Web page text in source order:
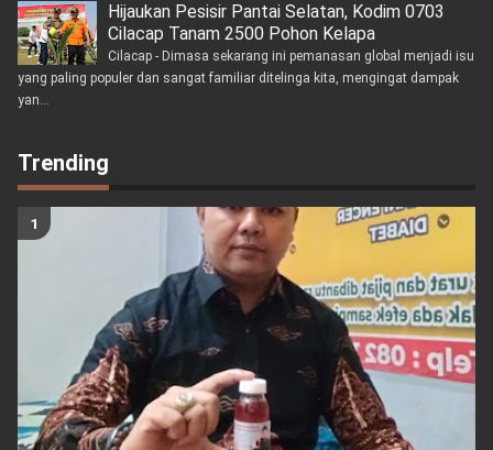
Hijaukan Pesisir Pantai Selatan, Kodim 0703
Cilacap Tanam 2500 Pohon Kelapa
Cilacap - Dimasa sekarang ini pemanasan global menjadi isu
yang paling populer dan sangat familiar ditelinga kita, mengingat dampak
yan...
Trending